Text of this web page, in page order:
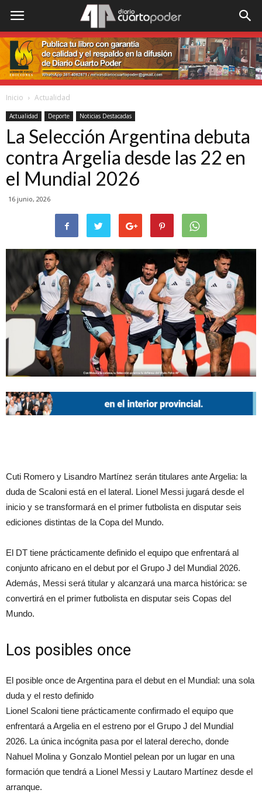
Inicio Actualidad
Actualidad Deporte Noticias Destacadas
La Selección Argentina debuta
contra Argelia desde las 22 en
el Mundial 2026
16 junio, 2026
Cuti Romero y Lisandro Martínez serán titulares ante Argelia: la
duda de Scaloni está en el lateral. Lionel Messi jugará desde el
inicio y se transformará en el primer futbolista en disputar seis
ediciones distintas de la Copa del Mundo.
El DT tiene prácticamente definido el equipo que enfrentará al
conjunto africano en el debut por el Grupo J del Mundial 2026.
Además, Messi será titular y alcanzará una marca histórica: se
convertirá en el primer futbolista en disputar seis Copas del
Mundo.
Los posibles once
El posible once de Argentina para el debut en el Mundial: una sola
duda y el resto definido
Lionel Scaloni tiene prácticamente confirmado el equipo que
enfrentará a Argelia en el estreno por el Grupo J del Mundial
2026. La única incógnita pasa por el lateral derecho, donde
Nahuel Molina y Gonzalo Montiel pelean por un lugar en una
formación que tendrá a Lionel Messi y Lautaro Martínez desde el
arranque.